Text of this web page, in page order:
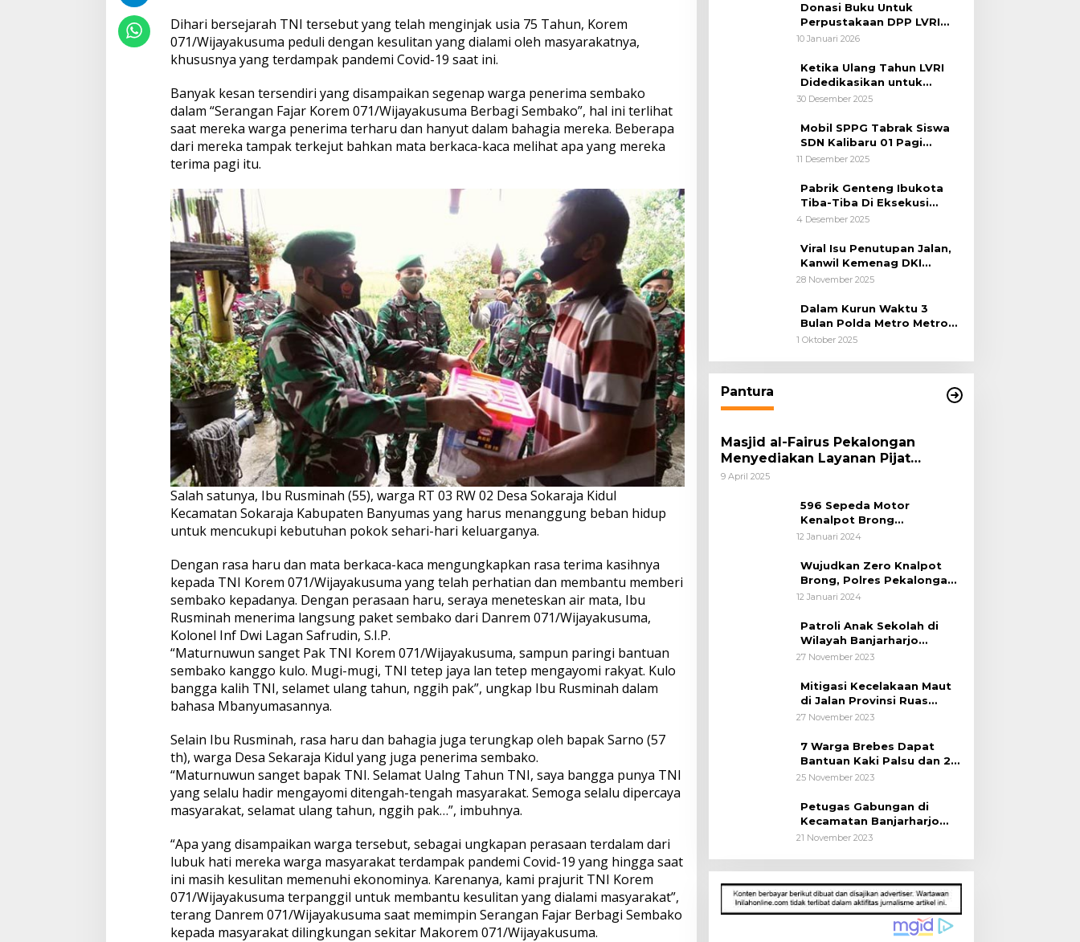
Dihari bersejarah TNI tersebut yang telah menginjak usia 75 Tahun, Korem
071/Wijayakusuma peduli dengan kesulitan yang dialami oleh masyarakatnya,
khususnya yang terdampak pandemi Covid-19 saat ini.
Banyak kesan tersendiri yang disampaikan segenap warga penerima sembako
dalam “Serangan Fajar Korem 071/Wijayakusuma Berbagi Sembako”, hal ini terlihat
saat mereka warga penerima terharu dan hanyut dalam bahagia mereka. Beberapa
dari mereka tampak terkejut bahkan mata berkaca-kaca melihat apa yang mereka
terima pagi itu.
Salah satunya, Ibu Rusminah (55), warga RT 03 RW 02 Desa Sokaraja Kidul
Kecamatan Sokaraja Kabupaten Banyumas yang harus menanggung beban hidup
untuk mencukupi kebutuhan pokok sehari-hari keluarganya.
Dengan rasa haru dan mata berkaca-kaca mengungkapkan rasa terima kasihnya
kepada TNI Korem 071/Wijayakusuma yang telah perhatian dan membantu memberi
sembako kepadanya. Dengan perasaan haru, seraya meneteskan air mata, Ibu
Rusminah menerima langsung paket sembako dari Danrem 071/Wijayakusuma,
Kolonel Inf Dwi Lagan Safrudin, S.I.P.
“Maturnuwun sanget Pak TNI Korem 071/Wijayakusuma, sampun paringi bantuan
sembako kanggo kulo. Mugi-mugi, TNI tetep jaya lan tetep mengayomi rakyat. Kulo
bangga kalih TNI, selamet ulang tahun, nggih pak”, ungkap Ibu Rusminah dalam
bahasa Mbanyumasannya.
Selain Ibu Rusminah, rasa haru dan bahagia juga terungkap oleh bapak Sarno (57
th), warga Desa Sekaraja Kidul yang juga penerima sembako.
“Maturnuwun sanget bapak TNI. Selamat Ualng Tahun TNI, saya bangga punya TNI
yang selalu hadir mengayomi ditengah-tengah masyarakat. Semoga selalu dipercaya
masyarakat, selamat ulang tahun, nggih pak…”, imbuhnya.
“Apa yang disampaikan warga tersebut, sebagai ungkapan perasaan terdalam dari
lubuk hati mereka warga masyarakat terdampak pandemi Covid-19 yang hingga saat
ini masih kesulitan memenuhi ekonominya. Karenanya, kami prajurit TNI Korem
071/Wijayakusuma terpanggil untuk membantu kesulitan yang dialami masyarakat”,
terang Danrem 071/Wijayakusuma saat memimpin Serangan Fajar Berbagi Sembako
kepada masyarakat dilingkungan sekitar Makorem 071/Wijayakusuma.
Donasi Buku Untuk
Perpustakaan DPP LVRI
Terus Mengalir
10 Januari 2026
Ketika Ulang Tahun LVRI
Didedikasikan untuk
Kemanusiaan
30 Desember 2025
Mobil SPPG Tabrak Siswa
SDN Kalibaru 01 Pagi
Cilincing Jakarta Utara
11 Desember 2025
Pabrik Genteng Ibukota
Tiba-Tiba Di Eksekusi
Jurusita Pengadilan Negeri
Hukum Sejak Awal
4 Desember 2025
Viral Isu Penutupan Jalan,
Kanwil Kemenag DKI
Jakarta Luruskan Fakta
28 November 2025
Dalam Kurun Waktu 3
Bulan Polda Metro Metro
Ungkap 1,14 Ton Narkoba
1 Oktober 2025
Pantura
Masjid al-Fairus Pekalongan
Menyediakan Layanan Pijat
hingga Potong Rambut Gratis bagi
9 April 2025
596 Sepeda Motor
Kenalpot Brong
Diamankan Polres
12 Januari 2024
Wujudkan Zero Knalpot
Brong, Polres Pekalongan
Kota Berikan Edukasi
12 Januari 2024
Patroli Anak Sekolah di
Wilayah Banjarharjo
Brebes
27 November 2023
Mitigasi Kecelakaan Maut
di Jalan Provinsi Ruas
Banjarharjo-Salem
27 November 2023
7 Warga Brebes Dapat
Bantuan Kaki Palsu dan 2
Operasi Bibir Sumbing
25 November 2023
Petugas Gabungan di
Kecamatan Banjarharjo
Patroli Anak Sekolah
21 November 2023